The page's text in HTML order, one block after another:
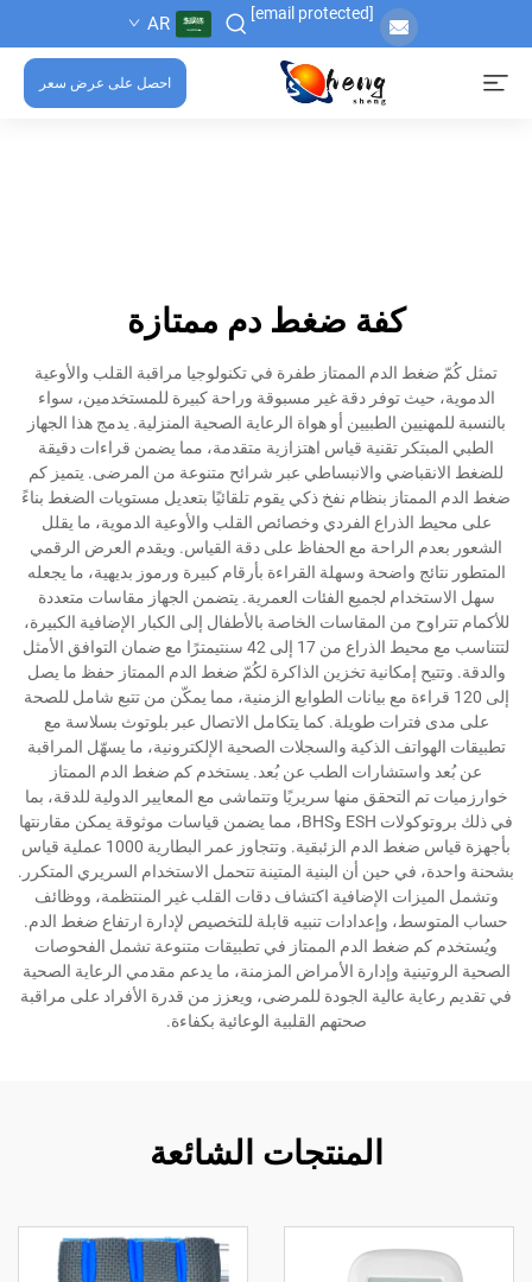
[email protected]
AR
احصل على عرض سعر
كفة ضغط دم ممتازة
تمثل كُمّ ضغط الدم الممتاز طفرة في تكنولوجيا مراقبة القلب والأوعية
الدموية، حيث توفر دقة غير مسبوقة وراحة كبيرة للمستخدمين، سواء
بالنسبة للمهنيين الطبيين أو هواة الرعاية الصحية المنزلية. يدمج هذا الجهاز
الطبي المبتكر تقنية قياس اهتزازية متقدمة، مما يضمن قراءات دقيقة
للضغط الانقباضي والانبساطي عبر شرائح متنوعة من المرضى. يتميز كم
ضغط الدم الممتاز بنظام نفخ ذكي يقوم تلقائيًا بتعديل مستويات الضغط بناءً
على محيط الذراع الفردي وخصائص القلب والأوعية الدموية، ما يقلل
الشعور بعدم الراحة مع الحفاظ على دقة القياس. ويقدم العرض الرقمي
المتطور نتائج واضحة وسهلة القراءة بأرقام كبيرة ورموز بديهية، ما يجعله
سهل الاستخدام لجميع الفئات العمرية. يتضمن الجهاز مقاسات متعددة
للأكمام تتراوح من المقاسات الخاصة بالأطفال إلى الكبار الإضافية الكبيرة،
لتتناسب مع محيط الذراع من 17 إلى 42 سنتيمترًا مع ضمان التوافق الأمثل
والدقة. وتتيح إمكانية تخزين الذاكرة لكُمّ ضغط الدم الممتاز حفظ ما يصل
إلى 120 قراءة مع بيانات الطوابع الزمنية، مما يمكّن من تتبع شامل للصحة
على مدى فترات طويلة. كما يتكامل الاتصال عبر بلوتوث بسلاسة مع
تطبيقات الهواتف الذكية والسجلات الصحية الإلكترونية، ما يسهّل المراقبة
عن بُعد واستشارات الطب عن بُعد. يستخدم كم ضغط الدم الممتاز
خوارزميات تم التحقق منها سريريًا وتتماشى مع المعايير الدولية للدقة، بما
في ذلك بروتوكولات ESH وBHS، مما يضمن قياسات موثوقة يمكن مقارنتها
بأجهزة قياس ضغط الدم الزئبقية. وتتجاوز عمر البطارية 1000 عملية قياس
بشحنة واحدة، في حين أن البنية المتينة تتحمل الاستخدام السريري المتكرر.
وتشمل الميزات الإضافية اكتشاف دقات القلب غير المنتظمة، ووظائف
حساب المتوسط، وإعدادات تنبيه قابلة للتخصيص لإدارة ارتفاع ضغط الدم.
ويُستخدم كم ضغط الدم الممتاز في تطبيقات متنوعة تشمل الفحوصات
الصحية الروتينية وإدارة الأمراض المزمنة، ما يدعم مقدمي الرعاية الصحية
في تقديم رعاية عالية الجودة للمرضى، ويعزز من قدرة الأفراد على مراقبة
صحتهم القلبية الوعائية بكفاءة.
المنتجات الشائعة